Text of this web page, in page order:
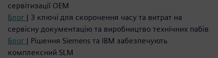
сервітизації OEM
Блог | 3 ключі для скорочення часу та витрат на
сервісну документацію та виробництво технічних пабів
Блог | Рішення Siemens та IBM забезпечують
комплексний SLM